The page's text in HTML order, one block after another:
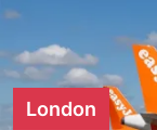
London